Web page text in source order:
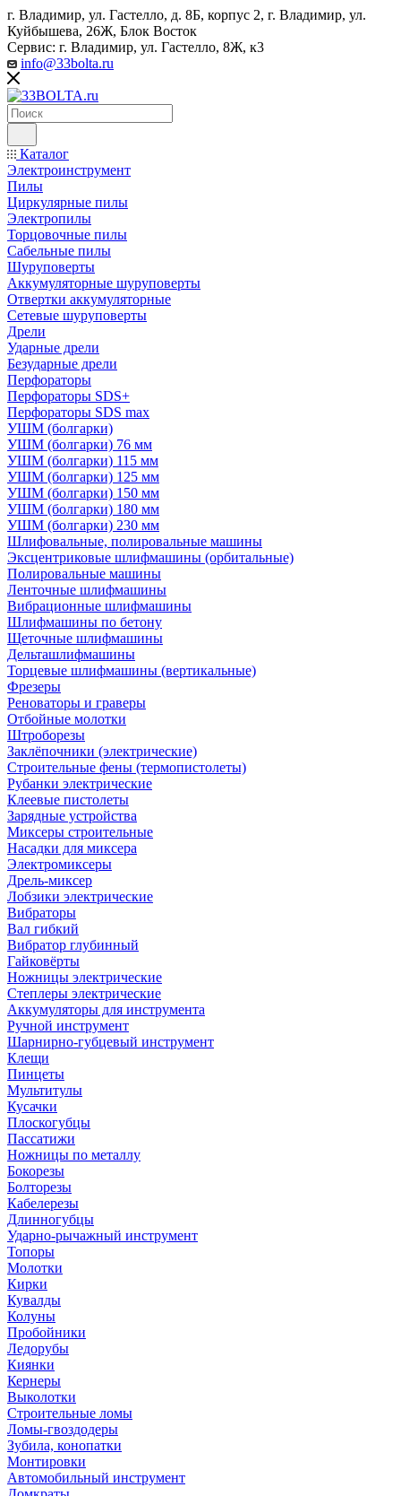
г. Владимир, ул. Гастелло, д. 8Б, корпус 2, г. Владимир, ул. ​
Куйбышева, 26Ж, Блок Восток
Сервис: г. Владимир, ул. Гастелло, 8Ж, к3
info@33bolta.ru
Каталог
Электроинструмент
Пилы
Циркулярные пилы
Электропилы
Торцовочные пилы
Сабельные пилы
Шуруповерты
Аккумуляторные шуруповерты
Отвертки аккумуляторные
Сетевые шуруповерты
Дрели
Ударные дрели
Безударные дрели
Перфораторы
Перфораторы SDS+
Перфораторы SDS max
УШМ (болгарки)
УШМ (болгарки) 76 мм
УШМ (болгарки) 115 мм
УШМ (болгарки) 125 мм
УШМ (болгарки) 150 мм
УШМ (болгарки) 180 мм
УШМ (болгарки) 230 мм
Шлифовальные, полировальные машины
Эксцентриковые шлифмашины (орбитальные)
Полировальные машины
Ленточные шлифмашины
Вибрационные шлифмашины
Шлифмашины по бетону
Щеточные шлифмашины
Дельташлифмашины
Торцевые шлифмашины (вертикальные)
Фрезеры
Реноваторы и граверы
Отбойные молотки
Штроборезы
Заклёпочники (электрические)
Строительные фены (термопистолеты)
Рубанки электрические
Клеевые пистолеты
Зарядные устройства
Миксеры строительные
Насадки для миксера
Электромиксеры
Дрель-миксер
Лобзики электрические
Вибраторы
Вал гибкий
Вибратор глубинный
Гайковёрты
Ножницы электрические
Степлеры электрические
Аккумуляторы для инструмента
Ручной инструмент
Шарнирно-губцевый инструмент
Клещи
Пинцеты
Мультитулы
Кусачки
Плоскогубцы
Пассатижи
Ножницы по металлу
Бокорезы
Болторезы
Кабелерезы
Длинногубцы
Ударно-рычажный инструмент
Топоры
Молотки
Кирки
Кувалды
Колуны
Пробойники
Ледорубы
Киянки
Кернеры
Выколотки
Строительные ломы
Ломы-гвоздодеры
Зубила, конопатки
Монтировки
Автомобильный инструмент